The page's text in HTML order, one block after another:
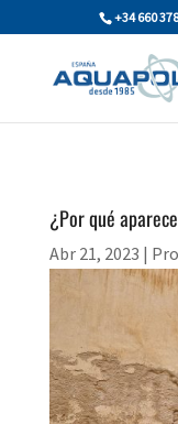
+34 660
¿Por qué
Abr 21, 2023 |